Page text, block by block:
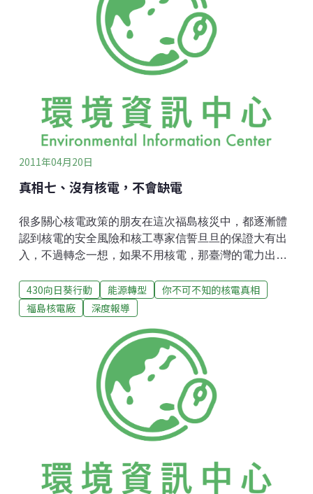
佔了38%。若保守以平均值與其他再生能源相比較，顯
著屬於高碳能源。此外，史丹佛大學Jacobsen教授
（2009）也指出，除考量整個生命週期的溫室氣體排放
量外，若將興建核能的機會成本以及恐怖份子所造成的
安全風險納入考量，則其碳排放量攤分後，核電的溫室
其他再生能源3倍以上。圖1 各類發電技術碳足跡比較
2011年04月20日
真相七、沒有核電，不會缺電
很多關心核電政策的朋友在這次福島核災中，都逐漸體
認到核電的安全風險和核工專家信誓旦旦的保證大有出
入，不過轉念一想，如果不用核電，那臺灣的電力出現
的廠商得關門。」所謂的備用容量率是指目前發電系統
的發電能力，相較全年用電量最高的那一日所需的供電
來均在20%以上。而若依照能源局所公佈的《99年至
108年長期負載預測與電源開發規劃》之資料，去年底
台灣的淨尖峰能力為44827MW，意即，若目前馬上停止
既有6座核電機組之運轉，扣除其所提供的4886MW的淨
尖峰能力，尚有將近40000MW的淨尖峰能力。因此若核
電馬上停機，則台灣的備用容量率將降為11%左右，還
高過日、韓的備用容量率。且若能更進一步力行節電，
電，備用容量率仍可維持18%以上，符合法定備用容量
430向日葵行動 能源轉型
你不可不知的核電真相
福島核電廠
深度報導